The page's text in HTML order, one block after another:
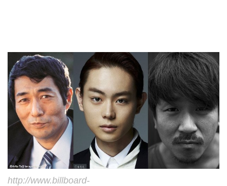
http://www.billboard-